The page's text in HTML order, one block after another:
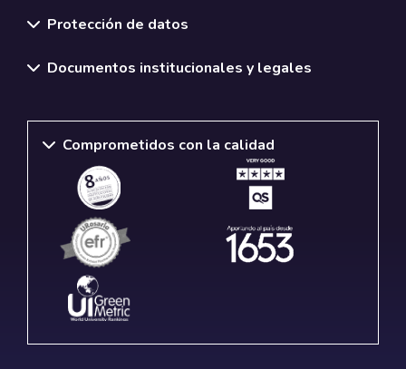
Protección de datos
Documentos institucionales y legales
Comprometidos con la calidad